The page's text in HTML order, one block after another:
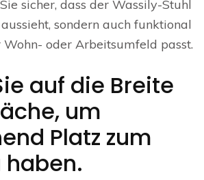
sicher, dass der Wassily-Stuhl
sondern auch funktional
oder Arbeitsumfeld passt.
auf die Breite
um
Platz zum
haben.